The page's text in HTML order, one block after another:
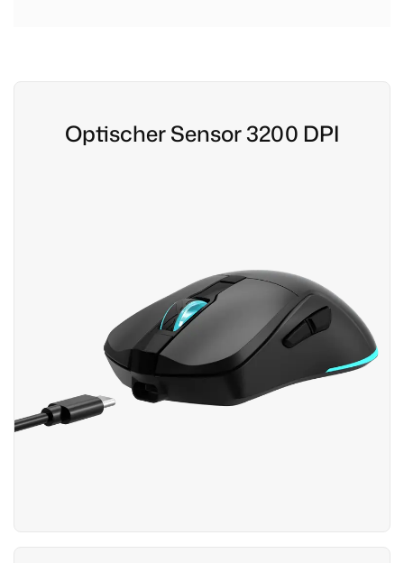
Optischer Sensor 3200 DPI